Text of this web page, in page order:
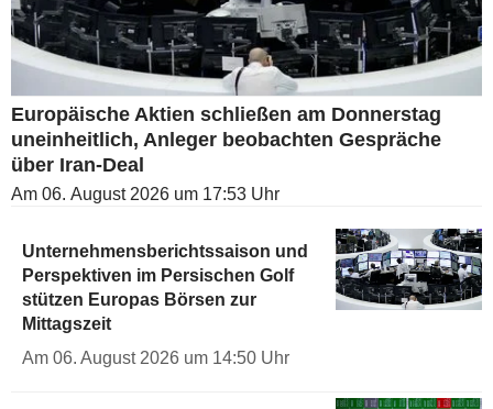
Europäische Aktien schließen am Donnerstag
uneinheitlich, Anleger beobachten Gespräche
über Iran-Deal
Am 06. August 2026 um 17:53 Uhr
Unternehmensberichtssaison und
Perspektiven im Persischen Golf
stützen Europas Börsen zur
Mittagszeit
Am 06. August 2026 um 14:50 Uhr